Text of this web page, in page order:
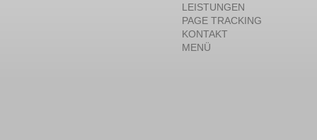
LEISTUNGEN
PAGE TRACKING
KONTAKT
MENÜ